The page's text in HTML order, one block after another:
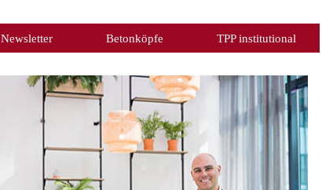
Newsletter Betonköpfe TPP institutional